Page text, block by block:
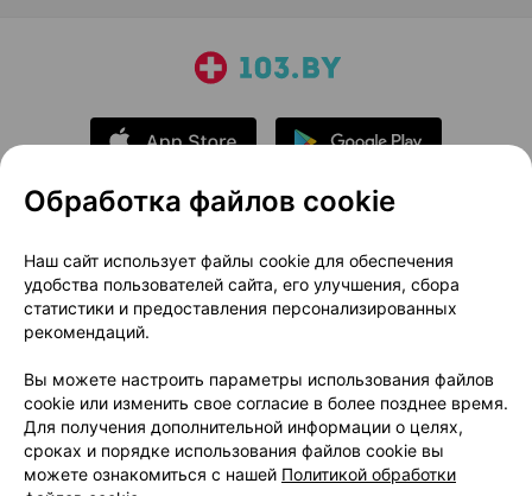
О проекте
Новости проекта
Размещение рекламы
Медицинский маркетинг
Публичный договор
Доставка
Способы оплаты
Вакансии
Партнеры
Написать руководителю 103.by
Написать в поддержку
Персональные настройки Cookie
Обработка файлов cookie
Наш сайт использует файлы cookie для обеспечения
удобства пользователей сайта, его улучшения, сбора
статистики и предоставления персонализированных
рекомендаций.
Вы можете настроить параметры использования файлов
cookie или изменить свое согласие в более позднее время.
Для получения дополнительной информации о целях,
сроках и порядке использования файлов cookie вы
можете ознакомиться с нашей Политикой обработки